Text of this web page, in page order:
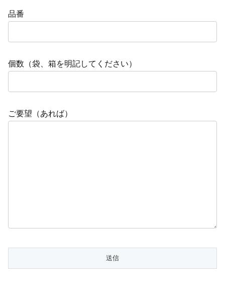
品番
個数（袋、箱を明記してください）
ご要望（あれば）